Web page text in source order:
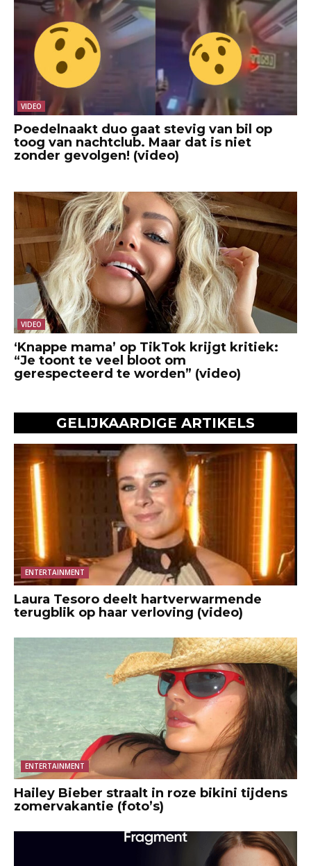
VIDEO
Poedelnaakt duo gaat stevig van bil op
toog van nachtclub. Maar dat is niet
zonder gevolgen! (video)
VIDEO
‘Knappe mama’ op TikTok krijgt kritiek:
“Je toont te veel bloot om
gerespecteerd te worden” (video)
GELIJKAARDIGE ARTIKELS
ENTERTAINMENT
Laura Tesoro deelt hartverwarmende
terugblik op haar verloving (video)
ENTERTAINMENT
Hailey Bieber straalt in roze bikini tijdens
zomervakantie (foto’s)